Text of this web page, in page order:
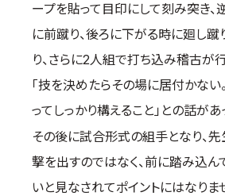
ープを貼って目印にして刻み突き、
に前蹴り、後ろに下がる時に廻し
り、さらに2人組で打ち込み稽古が
「技を決めたらその場に居付かない
ってしっかり構えること」との話があ
その後に試合形式の組手となり、先
撃を出すのではなく、前に踏み込
いと見なされてポイントにはなりま